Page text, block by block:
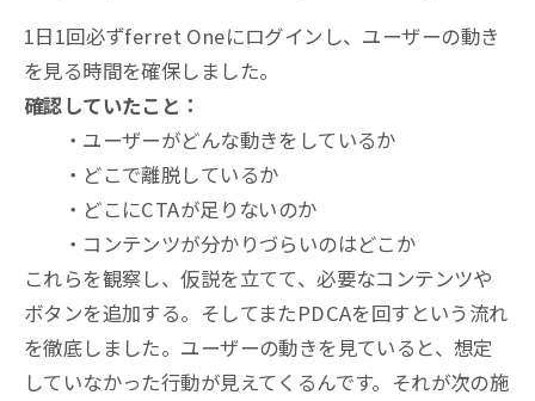
1日1回必ずferret Oneにログインし、ユーザーの動き
を見る時間を確保しました。
確認していたこと：
・ユーザーがどんな動きをしているか
・どこで離脱しているか
・どこにCTAが足りないのか
・コンテンツが分かりづらいのはどこか
これらを観察し、仮説を立てて、必要なコンテンツや
ボタンを追加する。そしてまたPDCAを回すという流れ
を徹底しました。ユーザーの動きを見ていると、想定
していなかった行動が見えてくるんです。それが次の施